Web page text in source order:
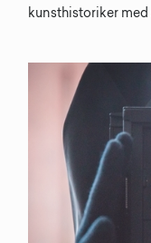
kunsthistoriker